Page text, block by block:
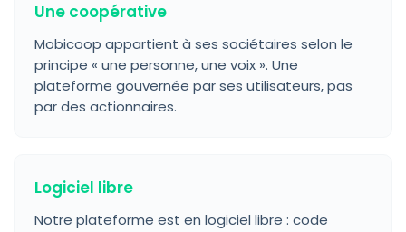
Une coopérative
Mobicoop appartient à ses sociétaires selon le
principe « une personne, une voix ». Une
plateforme gouvernée par ses utilisateurs, pas
par des actionnaires.
Logiciel libre
Notre plateforme est en logiciel libre : code